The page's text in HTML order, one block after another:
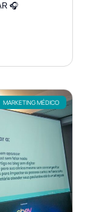
🎧
MARKETING MÉDICO